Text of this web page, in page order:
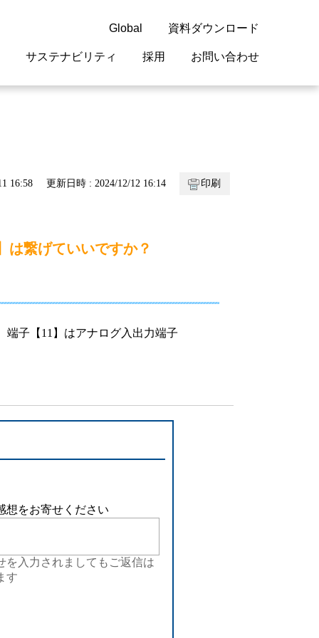
Global
閉じる
資料ダウンロード
保全
備
ション
サステナビリティ 採用 お問い合わせ
16:58 更新日時 : 2024/12/12 16:14 印刷
は繋げていいですか？
子【11】はアナログ入出力端子
想をお寄せください
を入力されましてもご返信は
す